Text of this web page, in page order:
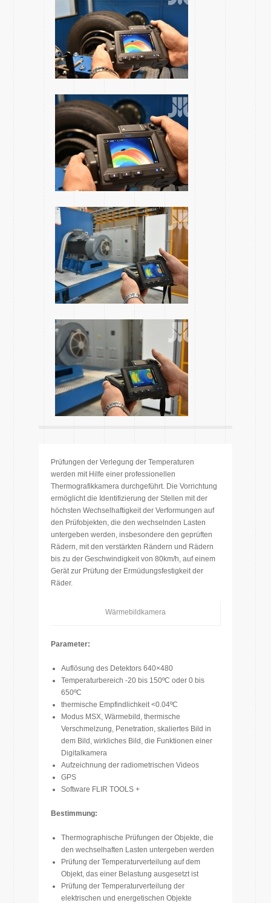
Prüfungen der Verlegung der Temperaturen
werden mit Hilfe einer professionellen
Thermografikkamera durchgeführt. Die Vorrichtung
ermöglicht die Identifizierung der Stellen mit der
höchsten Wechselhaftigkeit der Verformungen auf
den Prüfobjekten, die den wechselnden Lasten
untergeben werden, insbesondere den geprüften
Rädern, mit den verstärkten Rändern und Rädern
bis zu der Geschwindigkeit von 80km/h, auf einem
Gerät zur Prüfung der Ermüdungsfestigkeit der
Räder.
Wärmebildkamera
Parameter:
Auflösung des Detektors 640×480
Temperaturbereich -20 bis 150ºC oder 0 bis
650ºC
thermische Empfindlichkeit <0.04ºC
Modus MSX, Wärmebild, thermische
Verschmelzung, Penetration, skaliertes Bild in
dem Bild, wirkliches Bild, die Funktionen einer
Digitalkamera
Aufzeichnung der radiometrischen Videos
GPS
Software FLIR TOOLS +
Bestimmung:
Thermographische Prüfungen der Objekte, die
den wechselhaften Lasten untergeben werden
Prüfung der Temperaturverteilung auf dem
Objekt, das einer Belastung ausgesetzt ist
Prüfung der Temperaturverteilung der
elektrischen und energetischen Objekte